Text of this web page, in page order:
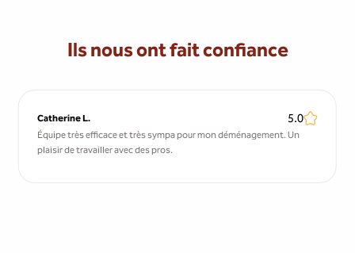
Ils nous ont fait confiance
Catherine L. 5.0
Équipe très efficace et très sympa pour mon déménagement. Un
plaisir de travailler avec des pros.